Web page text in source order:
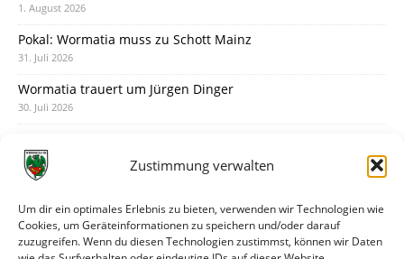
Zustimmung verwalten
Um dir ein optimales Erlebnis zu bieten, verwenden wir Technologien wie
Cookies, um Geräteinformationen zu speichern und/oder darauf
zuzugreifen. Wenn du diesen Technologien zustimmst, können wir Daten
1. August 2026
Pokal: Wormatia muss zu Schott Mainz
31. Juli 2026
Wormatia trauert um Jürgen Dinger
30. Juli 2026
28. Juli 2026
28. Juli 2026
Neue Podcast-Folge: So tickt Björn!
27. Juli 2026